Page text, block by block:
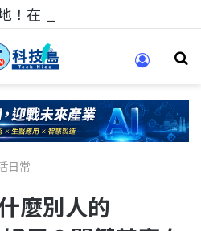
日常
麼別人的